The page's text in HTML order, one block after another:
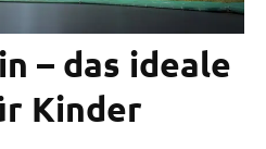
– das ideale
Kinder